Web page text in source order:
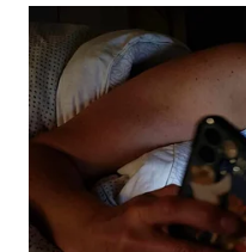
TAPANULI
TENGAH
WN DELI
SERDANG
WN
TEBING
TINGGI